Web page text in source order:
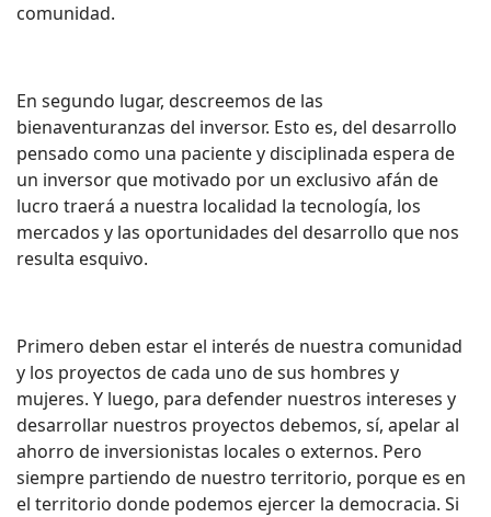
comunidad.
En segundo lugar, descreemos de las
bienaventuranzas del inversor. Esto es, del desarrollo
pensado como una paciente y disciplinada espera de
un inversor que motivado por un exclusivo afán de
lucro traerá a nuestra localidad la tecnología, los
mercados y las oportunidades del desarrollo que nos
resulta esquivo.
Primero deben estar el interés de nuestra comunidad
y los proyectos de cada uno de sus hombres y
mujeres. Y luego, para defender nuestros intereses y
desarrollar nuestros proyectos debemos, sí, apelar al
ahorro de inversionistas locales o externos. Pero
siempre partiendo de nuestro territorio, porque es en
el territorio donde podemos ejercer la democracia. Si